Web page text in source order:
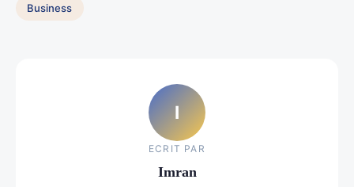
Business
I
ECRIT PAR
Imran